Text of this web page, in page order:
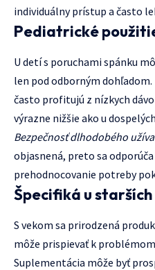
individuálny prístup a často
Pediatrické
U detí s poruchami spánku
len pod odborným
často profitujú z nízkych
výrazne nižšie ako u
Bezpečnosť dlhodobého
objasnená, preto sa
prehodnocovanie potreby
Špecifiká u
S vekom sa prirodzená
môže prispievať k
Suplementácia môže byť